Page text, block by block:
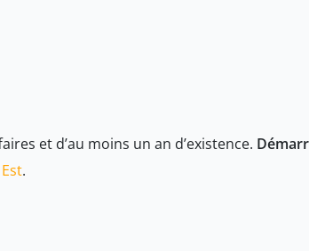
et d’au moins un an d’existence.
.